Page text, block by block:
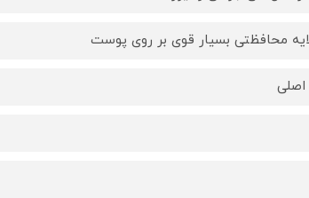
محافظتی بسیار قوی بر روی پوست
اصلی